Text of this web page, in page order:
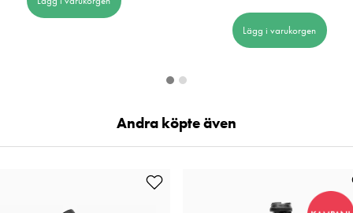
Lägg i varukorgen
Andra köpte även